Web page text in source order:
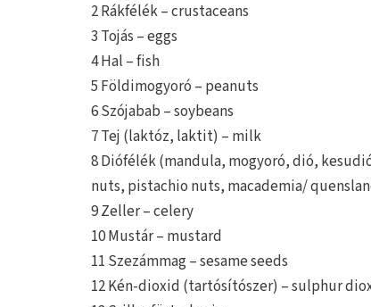
2 Rákfélék – crustaceans
3 Tojás – eggs
4 Hal – fish
5 Földimogyoró – peanuts
6 Szójabab – soybeans
7 Tej (laktóz, laktit) – milk
8 Diófélék (mandula, mogyoró, dió,
nuts, pistachio nuts, macademia/
9 Zeller – celery
10 Mustár – mustard
11 Szezámmag – sesame seeds
12 Kén-dioxid (tartósítószer) – sulphur